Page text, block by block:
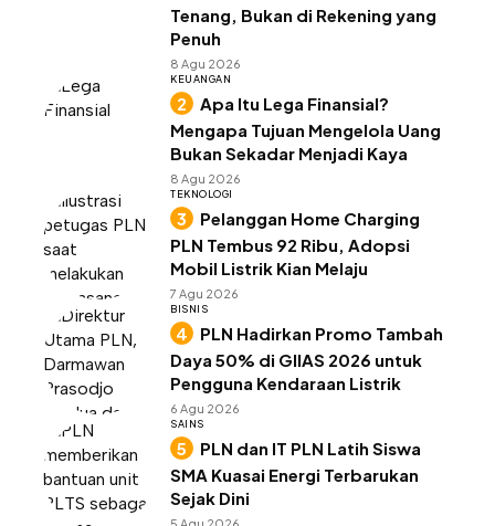
Tenang, Bukan di Rekening yang
Penuh
8 Agu 2026
KEUANGAN
Apa Itu Lega Finansial?
Mengapa Tujuan Mengelola Uang
Bukan Sekadar Menjadi Kaya
8 Agu 2026
TEKNOLOGI
Pelanggan Home Charging
PLN Tembus 92 Ribu, Adopsi
Mobil Listrik Kian Melaju
7 Agu 2026
BISNIS
PLN Hadirkan Promo Tambah
Daya 50% di GIIAS 2026 untuk
Pengguna Kendaraan Listrik
6 Agu 2026
SAINS
PLN dan IT PLN Latih Siswa
SMA Kuasai Energi Terbarukan
Sejak Dini
5 Agu 2026